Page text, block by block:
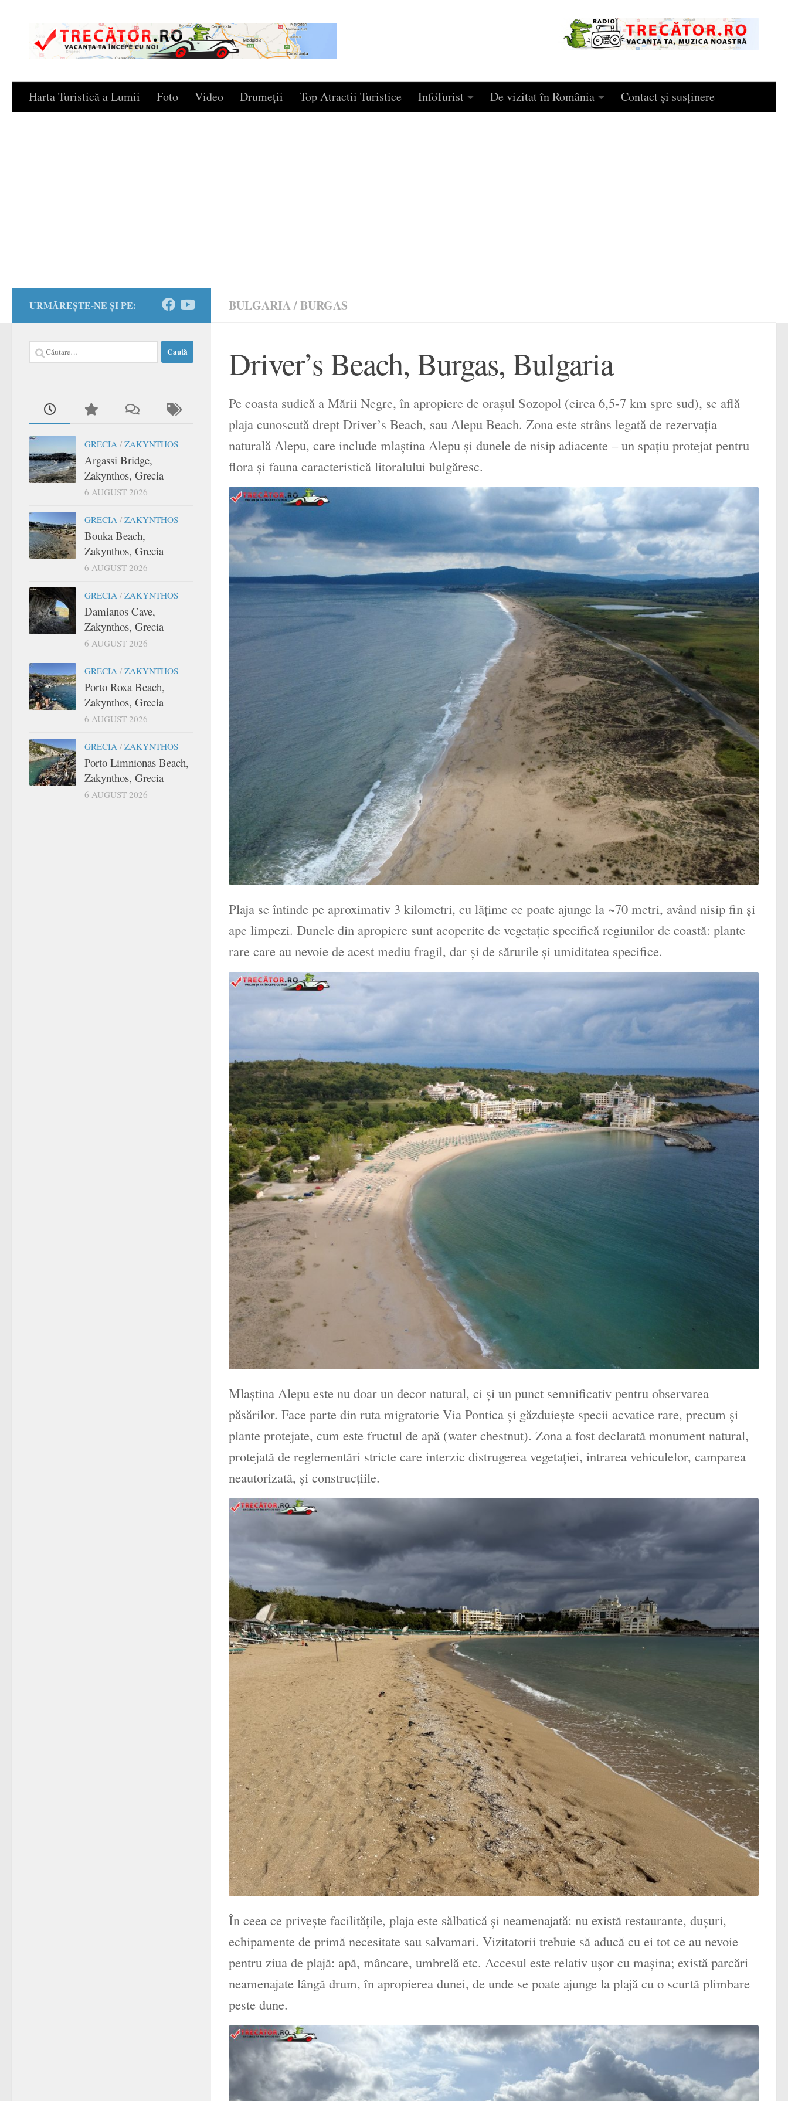
Skip to content
Harta Turistică a Lumii Foto Video Drumeţii Top Atractii Turistice InfoTurist De vizitat în România Contact și susținere
BULGARIA/BURGAS
Driver’s Beach, Burgas, Bulgaria
Pe coasta sudică a Mării Negre, în apropiere de orașul Sozopol (circa 6,5-7 km spre sud), se află
plaja cunoscută drept Driver’s Beach, sau Alepu Beach. Zona este strâns legată de rezervația
naturală Alepu, care include mlaștina Alepu și dunele de nisip adiacente – un spațiu protejat pentru
flora și fauna caracteristică litoralului bulgăresc.
Plaja se întinde pe aproximativ 3 kilometri, cu lățime ce poate ajunge la ~70 metri, având nisip fin și
ape limpezi. Dunele din apropiere sunt acoperite de vegetație specifică regiunilor de coastă: plante
rare care au nevoie de acest mediu fragil, dar și de sărurile și umiditatea specifice.
Mlaștina Alepu este nu doar un decor natural, ci și un punct semnificativ pentru observarea
păsărilor. Face parte din ruta migratorie Via Pontica şi găzduiește specii acvatice rare, precum și
plante protejate, cum este fructul de apă (water chestnut). Zona a fost declarată monument natural,
protejată de reglementări stricte care interzic distrugerea vegetației, intrarea vehiculelor, camparea
neautorizată, și construcțiile.
În ceea ce privește facilitățile, plaja este sălbatică şi neamenajată: nu există restaurante, dușuri,
echipamente de primă necesitate sau salvamari. Vizitatorii trebuie să aducă cu ei tot ce au nevoie
pentru ziua de plajă: apă, mâncare, umbrelă etc. Accesul este relativ ușor cu maşina; există parcări
neamenajate lângă drum, în apropierea dunei, de unde se poate ajunge la plajă cu o scurtă plimbare
peste dune.
URMĂREȘTE-NE ȘI PE:
Caută
după:
GRECIA / ZAKYNTHOS
Argassi Bridge,
Zakynthos, Grecia
6 AUGUST 2026
GRECIA / ZAKYNTHOS
Bouka Beach,
Zakynthos, Grecia
6 AUGUST 2026
GRECIA / ZAKYNTHOS
Damianos Cave,
Zakynthos, Grecia
6 AUGUST 2026
GRECIA / ZAKYNTHOS
Porto Roxa Beach,
Zakynthos, Grecia
6 AUGUST 2026
GRECIA / ZAKYNTHOS
Porto Limnionas Beach,
Zakynthos, Grecia
6 AUGUST 2026